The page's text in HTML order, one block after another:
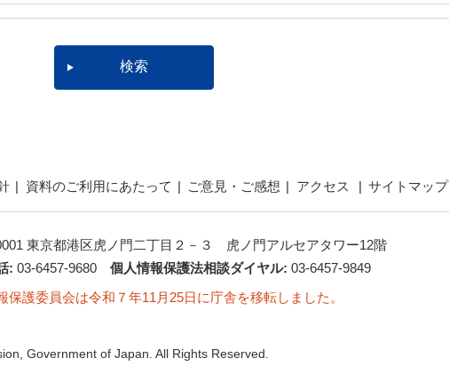
資料のご利用にあたって ご意見・ご感想 アクセス サイトマップ
東京都港区虎ノ門二丁目２－３ 虎ノ門アルセアタワー12階
: 03-6457-9680 個人情報保護法相談ダイヤル: 03-6457-9849
保護委員会は令和７年11月25日に庁舎を移転しました。
Government of Japan. All Rights Reserved.